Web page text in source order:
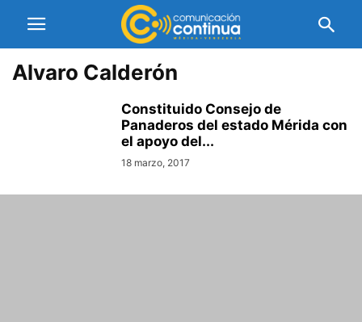
Alvaro Calderón
Constituido Consejo de
Panaderos del estado Mérida con
el apoyo del...
18 marzo, 2017